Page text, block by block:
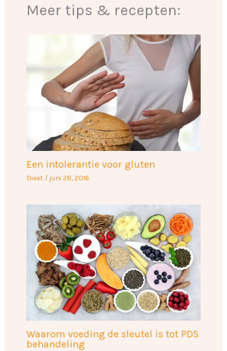
Meer tips & recepten:
Een intolerantie voor gluten
Dieet/ juni 28, 2016
Waarom voeding de sleutel is tot PDS
behandeling